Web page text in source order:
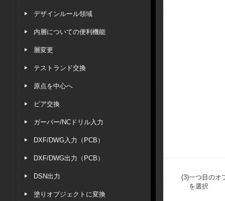
デザインルール領域
内層についての便利機能
層変更
テストランド交換
原点を中心へ
ビア交換
ガーバー/NCドリル入力
DXF/DWG入力（PCB）
DXF/DWG出力（PCB）
DSN出力
塗りオブジェクトに変換
(3)一つ目のオ
を選択